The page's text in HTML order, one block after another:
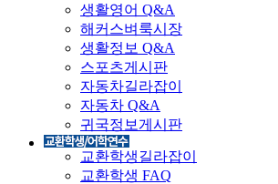
생활영어 Q&A
해커스벼룩시장
생활정보 Q&A
스포츠게시판
자동차길라잡이
자동차 Q&A
귀국정보게시판
교환학생길라잡이
교환학생 FAQ